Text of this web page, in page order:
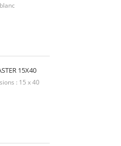
15X40
: 15 x 40